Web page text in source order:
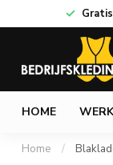
HOME
Home /